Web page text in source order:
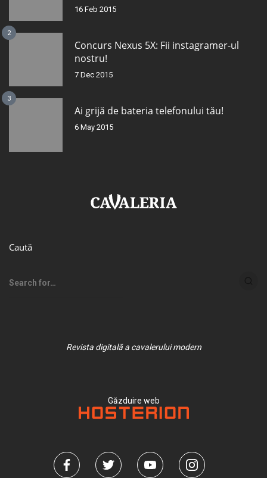
16 Feb 2015
2
Concurs Nexus 5X: Fii instagramer-ul
nostru!
7 Dec 2015
3
Ai grijă de bateria telefonului tău!
6 May 2015
Caută
Revista digitală a cavalerului modern
Găzduire web